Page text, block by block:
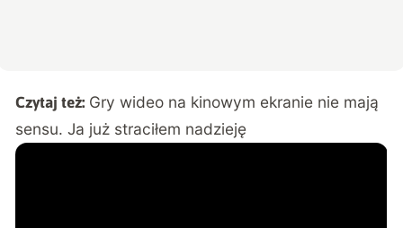
Czytaj też: Gry wideo na kinowym ekranie nie mają
sensu. Ja już straciłem nadzieję